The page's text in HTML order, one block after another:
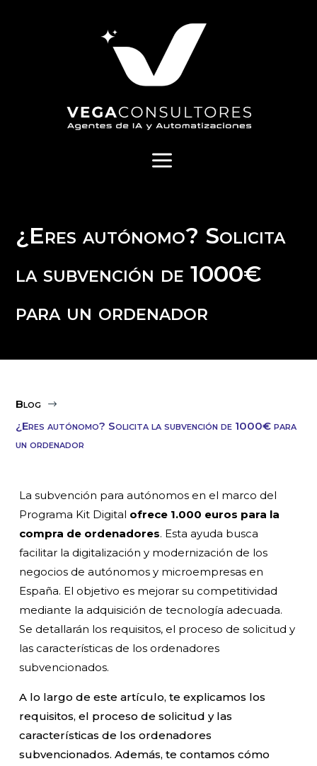
a
¿Eres autónomo? Solicita
la subvención de 1000€
para un ordenador
Blog $
¿Eres autónomo? Solicita la subvención de 1000€ para
un ordenador
La subvención para autónomos en el marco del
Programa Kit Digital ofrece 1.000 euros para la
compra de ordenadores. Esta ayuda busca
facilitar la digitalización y modernización de los
negocios de autónomos y microempresas en
España. El objetivo es mejorar su competitividad
mediante la adquisición de tecnología adecuada.
Se detallarán los requisitos, el proceso de solicitud y
las características de los ordenadores
subvencionados.
A lo largo de este artículo, te explicamos los
requisitos, el proceso de solicitud y las
características de los ordenadores
subvencionados. Además, te contamos cómo